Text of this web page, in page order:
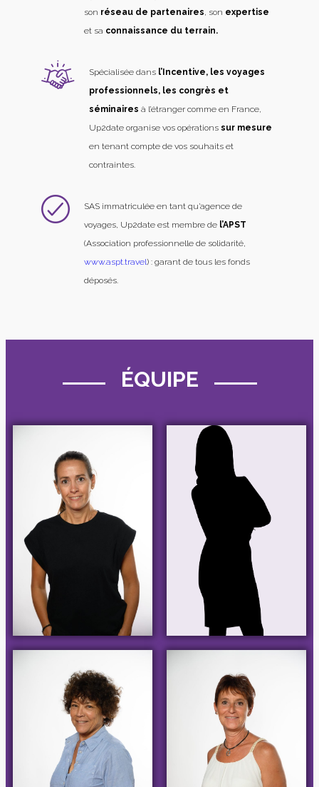
son réseau de partenaires, son expertise
et sa connaissance du terrain.
Spécialisée dans l’Incentive, les voyages
professionnels, les congrès et
séminaires à l’étranger comme en France,
Up2date organise vos opérations sur mesure
en tenant compte de vos souhaits et
contraintes.
SAS immatriculée en tant qu’agence de
voyages, Up2date est membre de l’APST
(Association professionnelle de solidarité,
www.aspt.travel) : garant de tous les fonds
déposés.
ÉQUIPE